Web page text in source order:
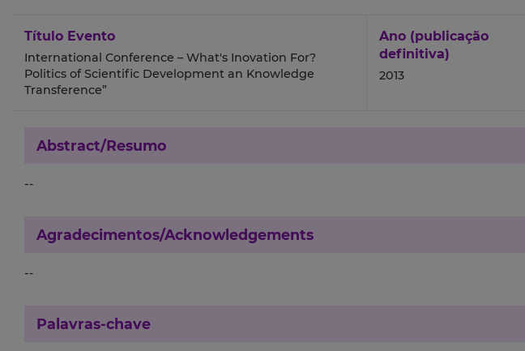
Título Evento
International Conference – What's Inovation For?
Politics of Scientific Development an Knowledge
Transference”
Ano (publicação
definitiva)
2013
Abstract/Resumo
--
Agradecimentos/Acknowledgements
--
Palavras-chave